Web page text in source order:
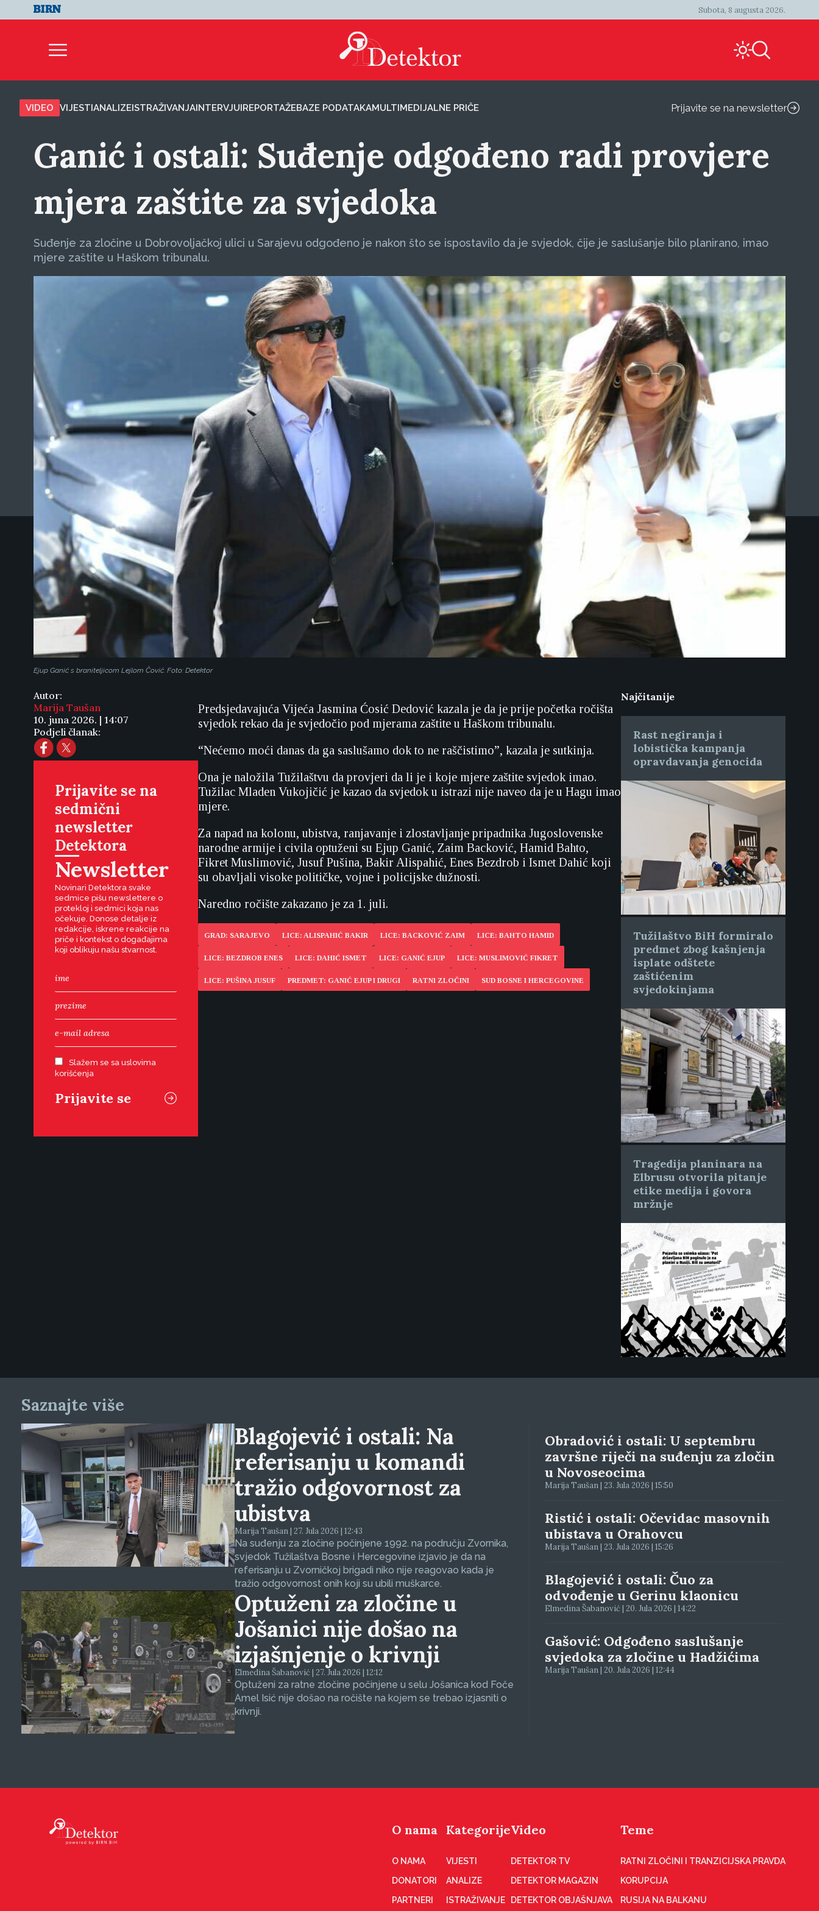
Subota, 8 augusta 2026.
VIDEO VIJESTIANALIZEISTRAŽIVANJAINTERVJUIREPORTAŽEBAZE PODATAKAMULTIMEDIJALNE PRIČE Prijavite se na newsletter
Ganić i ostali: Suđenje odgođeno radi provjere
mjera zaštite za svjedoka
Suđenje za zločine u Dobrovoljačkoj ulici u Sarajevu odgođeno je nakon što se ispostavilo da je svjedok, čije je saslušanje bilo planirano, imao
mjere zaštite u Haškom tribunalu.
Ejup Ganić s braniteljicom Lejlom Čović. Foto: Detektor
Autor:
Marija Taušan
10. juna 2026. | 14:07
Podjeli članak:
Prijavite se na
sedmični
newsletter
Detektora
Newsletter
Novinari Detektora svake
sedmice pišu newslettere o
protekloj i sedmici koja nas
očekuje. Donose detalje iz
redakcije, iskrene reakcije na
priče i kontekst o događajima
koji oblikuju našu stvarnost.
Slažem se sa uslovima
korišćenja
Predsjedavajuća Vijeća Jasmina Ćosić Dedović kazala je da je prije početka ročišta
svjedok rekao da je svjedočio pod mjerama zaštite u Haškom tribunalu.
“Nećemo moći danas da ga saslušamo dok to ne raščistimo”, kazala je sutkinja.
Ona je naložila Tužilaštvu da provjeri da li je i koje mjere zaštite svjedok imao.
Tužilac Mladen Vukojičić je kazao da svjedok u istrazi nije naveo da je u Hagu imao
mjere.
Za napad na kolonu, ubistva, ranjavanje i zlostavljanje pripadnika Jugoslovenske
narodne armije i civila optuženi su Ejup Ganić, Zaim Backović, Hamid Bahto,
Fikret Muslimović, Jusuf Pušina, Bakir Alispahić, Enes Bezdrob i Ismet Dahić koji
su obavljali visoke političke, vojne i policijske dužnosti.
Naredno ročište zakazano je za 1. juli.
GRAD: SARAJEVO LICE: ALISPAHIĆ BAKIR LICE: BACKOVIĆ ZAIM LICE: BAHTO HAMID
LICE: BEZDROB ENES LICE: DAHIĆ ISMET LICE: GANIĆ EJUP LICE: MUSLIMOVIĆ FIKRET
LICE: PUŠINA JUSUF PREDMET: GANIĆ EJUP I DRUGI RATNI ZLOČINI SUD BOSNE I HERCEGOVINE
Najčitanije
Rast negiranja i
lobistička kampanja
opravdavanja genocida
Tužilaštvo BiH formiralo
predmet zbog kašnjenja
isplate odštete
zaštićenim
svjedokinjama
Tragedija planinara na
Elbrusu otvorila pitanje
etike medija i govora
mržnje
Saznajte više
Blagojević i ostali: Na
referisanju u komandi
tražio odgovornost za
ubistva
Marija Taušan | 27. Jula 2026 | 12:43
Na suđenju za zločine počinjene 1992. na području Zvornika,
svjedok Tužilaštva Bosne i Hercegovine izjavio je da na
referisanju u Zvorničkoj brigadi niko nije reagovao kada je
tražio odgovornost onih koji su ubili muškarce.
Optuženi za zločine u
Jošanici nije došao na
izjašnjenje o krivnji
Elmedina Šabanović | 27. Jula 2026 | 12:12
Optuženi za ratne zločine počinjene u selu Jošanica kod Foče
Amel Isić nije došao na ročište na kojem se trebao izjasniti o
krivnji.
Obradović i ostali: U septembru
završne riječi na suđenju za zločin
u Novoseocima
Marija Taušan | 23. Jula 2026 | 15:50
Ristić i ostali: Očevidac masovnih
ubistava u Orahovcu
Marija Taušan | 23. Jula 2026 | 15:26
Blagojević i ostali: Čuo za
odvođenje u Gerinu klaonicu
Elmedina Šabanović | 20. Jula 2026 | 14:22
Gašović: Odgođeno saslušanje
svjedoka za zločine u Hadžićima
Marija Taušan | 20. Jula 2026 | 12:44
O nama
O NAMA
DONATORI
PARTNERI
Kategorije
VIJESTI
ANALIZE
ISTRAŽIVANJE
Video
DETEKTOR TV
DETEKTOR MAGAZIN
DETEKTOR OBJAŠNJAVA
Teme
RATNI ZLOČINI I TRANZICIJSKA PRAVDA
KORUPCIJA
RUSIJA NA BALKANU